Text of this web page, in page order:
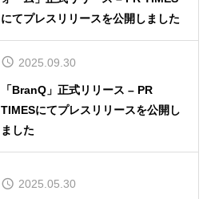
にてプレスリリースを公開しました
2025.09.30
「BranQ」正式リリース – PR
TIMESにてプレスリリースを公開し
ました
2025.05.30